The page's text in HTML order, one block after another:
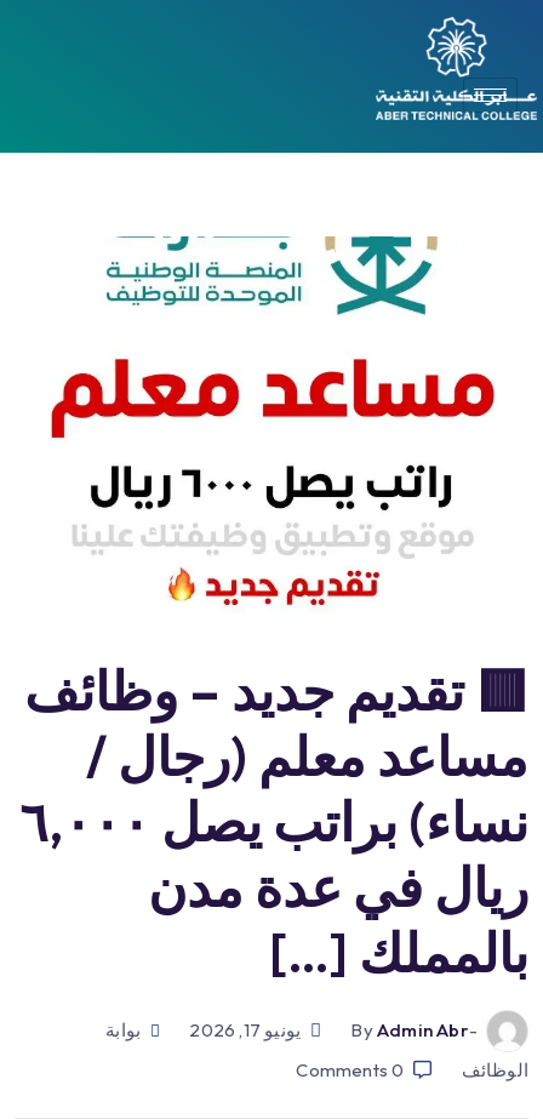
🟥 تقديم جديد – وظائف
مساعد معلم (رجال /
نساء) براتب يصل ٦,٠٠٠
ريال في عدة مدن
بالمملك […]
-by
Admin Abr يونيو 17, 2026
بوابة
الوظائف
0
Comments